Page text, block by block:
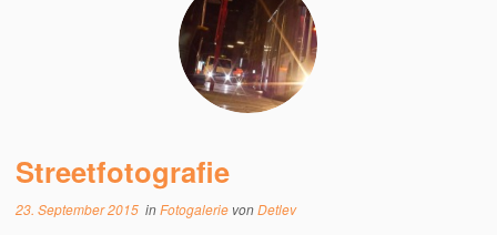
Streetfotografie
23. September 2015 inFotogalerie vonDetlev